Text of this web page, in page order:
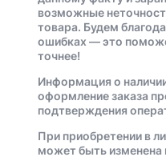
возможные
товара. Будем
ошибках — это
точнее!
Информация о
оформление заказа
подтверждения
При приобретении в
может быть изменена